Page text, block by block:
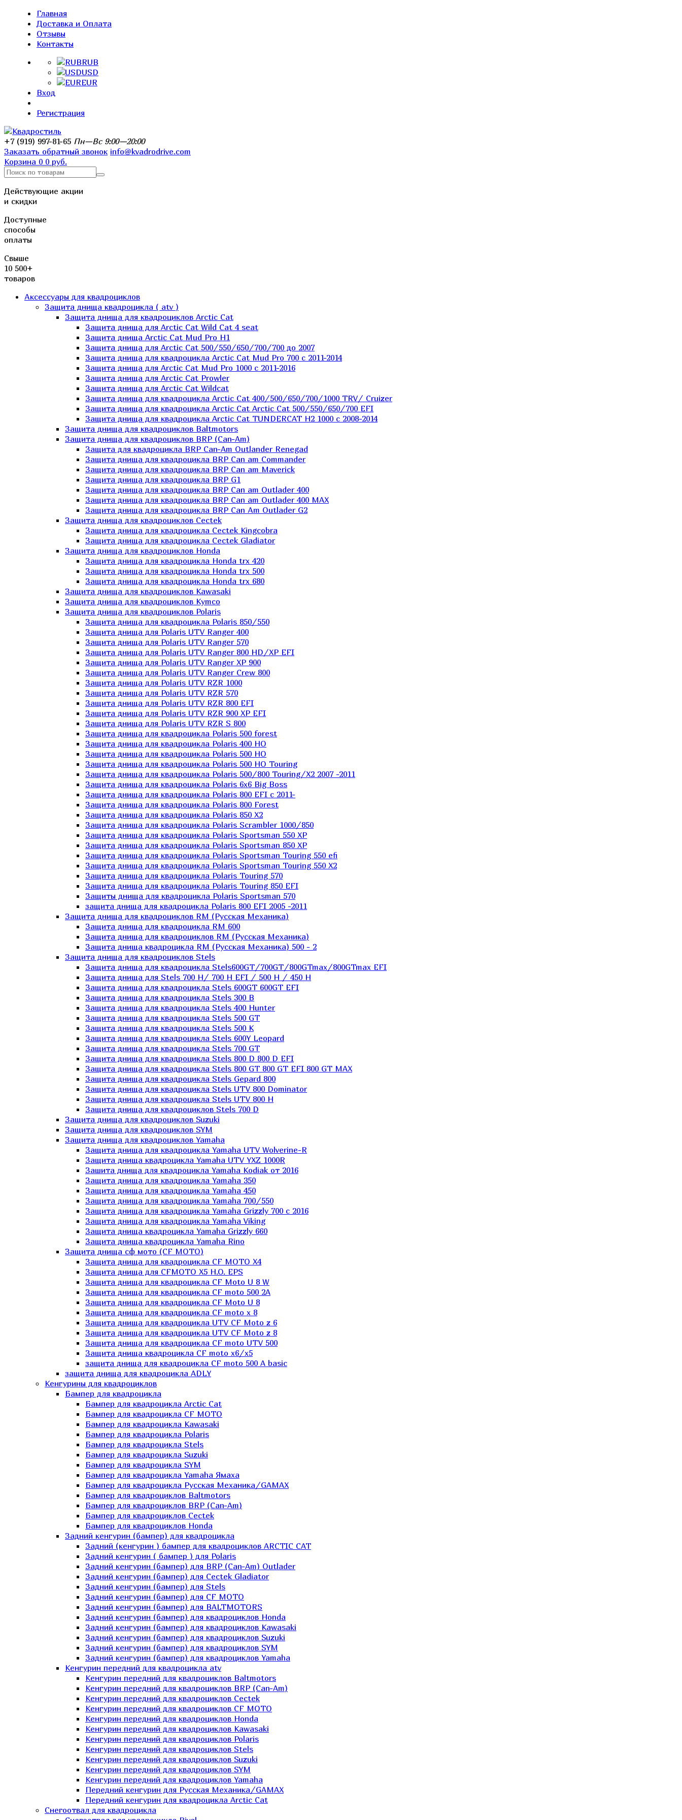
Главная
Доставка и Оплата
Отзывы
Контакты
RUB
USD
EUR
Вход
Регистрация
+7 (919) 997-81-65 Пн—Вс 9:00—20:00
Заказать обратный звонок info@kvadrodrive.com
Корзина 0 0 руб.
Действующие акции
и скидки
Доступные
способы
оплаты
Свыше
10 500+
товаров
Аксессуары для квадроциклов
Защита днища квадроцикла ( atv )
Защита днища для квадроциклов Arctic Cat
Защита днища для Arctic Cat Wild Cat 4 seat
Защита днища Arctic Cat Mud Pro H1
Защита днища для Arctic Cat 500/550/650/700/700 до 2007
Защита днища для квадроцикла Arctic Cat Mud Pro 700 с 2011-2014
Защита днища для Arctic Cat Mud Pro 1000 c 2011-2016
Защита днища для Arctic Cat Prowler
Защита днища для Arctic Cat Wildcat
Защита днища для квадроцикла Arctic Cat 400/500/650/700/1000 TRV/ Cruizer
Защита днища для квадроцикла Arctic Cat Arctic Cat 500/550/650/700 EFI
Защита днища для квадроцикла Arctic Cat TUNDERCAT H2 1000 c 2008-2014
Защита днища для квадроциклов Baltmotors
Защита днища для квадроциклов BRP (Can-Am)
Защита для квадроцикла BRP Can-Am Outlander Renegad
Защита днища для квадроцикла BRP Can am Commander
Защита днища для квадроцикла BRP Can am Maverick
Защита днища для квадроцикла BRP G1
Защита днища для квадроцикла BRP Can am Outlader 400
Защита днища для квадроцикла BRP Can am Outlader 400 MAX
Защита днища для квадроцикла BRP Can Аm Outlader G2
Защита днища для квадроциклов Cectek
Защита днища для квадроцикла Cectek Kingcobra
Защита днища для квадроцикла Cectek Gladiator
Защита днища для квадроциклов Honda
Защита днища для квадроцикла Honda trx 420
Защита днища для квадроцикла Honda trx 500
Защита днища для квадроцикла Honda trx 680
Защита днища для квадроциклов Kawasaki
Защита днища для квадроциклов Kymco
Защита днища для квадроциклов Polaris
Защита днища для квадроцикла Polaris 850/550
Защита днища для Polaris UTV Ranger 400
Защита днища для Polaris UTV Ranger 570
Защита днища для Polaris UTV Ranger 800 HD/XP EFI
Защита днища для Polaris UTV Ranger XP 900
Защита днища для Polaris UTV Ranger Сrew 800
Защита днища для Polaris UTV RZR 1000
Защита днища для Polaris UTV RZR 570
Защита днища для Polaris UTV RZR 800 EFI
Защита днища для Polaris UTV RZR 900 XP EFI
Защита днища для Polaris UTV RZR S 800
Защита днища для квадроцикла Polaris 500 forest
Защита днища для квадроцикла Polaris 400 HO
Защита днища для квадроцикла Polaris 500 HO
Защита днища для квадроцикла Polaris 500 HO Touring
Защита днища для квадроцикла Polaris 500/800 Touring/X2 2007 -2011
Защита днища для квадроцикла Polaris 6х6 Big Boss
Защита днища для квадроцикла Polaris 800 EFI с 2011-
Защита днища для квадроцикла Polaris 800 Forest
Защита днища для квадроцикла Polaris 850 X2
Защита днища для квадроцикла Polaris Scrambler 1000/850
Защита днища для квадроцикла Polaris Sportsman 550 XP
Защита днища для квадроцикла Polaris Sportsman 850 XP
Защита днища для квадроцикла Polaris Sportsman Touring 550 efi
Защита днища для квадроцикла Polaris Sportsman Touring 550 X2
Защита днища для квадроцикла Polaris Touring 570
Защита днища для квадроцикла Polaris Touring 850 EFI
Защиты днища для квадроцикла Polaris Sportsman 570
защита днища для квадроцикла Polaris 800 EFI 2005 -2011
Защита днища для квадроциклов RM (Русская Механика)
Защита днища для квадроцикла RM 600
Защита днища для квадроциклов RM (Русская Механика)
Защита днища квадроцикла RM (Русская Механика) 500 - 2
Защита днища для квадроциклов Stels
Защита днища для квадроцикла Stels600GT/700GT/800GTmax/800GTmax EFI
Защита днища для Stels 700 H/ 700 H EFI / 500 H / 450 H
Защита днища для квадроцикла Stels 600GT 600GT EFI
Защита днища для квадроцикла Stels 300 B
Защита днища для квадроцикла Stels 400 Hunter
Защита днища для квадроцикла Stels 500 GT
Защита днища для квадроцикла Stels 500 K
Защита днища для квадроцикла Stels 600Y Leopard
Защита днища для квадроцикла Stels 700 GT
Защита днища для квадроцикла Stels 800 D 800 D EFI
Защита днища для квадроцикла Stels 800 GT 800 GT EFI 800 GT MAX
Защита днища для квадроцикла Stels Gepard 800
Защита днища для квадроцикла Stels UTV 800 Dominator
Защита днища для квадроцикла Stels UTV 800 H
Защита днища для квадроциклов Stels 700 D
Защита днища для квадроциклов Suzuki
Защита днища для квадроциклов SYM
Защита днища для квадроциклов Yamaha
Защита днища для квадроцикла Yamaha UTV Wolverine-R
Защита днища квадроцикла Yamaha UTV YXZ 1000R
Зашита днища для квадроцикла Yamaha Kodiak от 2016
Защита днища для квадроцикла Yamaha 350
Защита днища для квадроцикла Yamaha 450
Защита днища для квадроцикла Yamaha 700/550
Защита днища для квадроцикла Yamaha Grizzly 700 с 2016
Защита днища для квадроцикла Yamaha Viking
Защита днища квадроцикла Yamaha Grizzly 660
Защита днища квадроцикла Yamaha Rino
Защита днища сф мото (CF MOTO)
Защита днища для квадроцикла CF MOTO X4
Защита днища для CFMOTO X5 H.O. EPS
Защита днища для квадроцикла CF Moto U 8 W
Защита днища для квадроцикла CF moto 500 2A
Защита днища для квадроцикла CF Moto U 8
Защита днища для квадроцикла CF moto x 8
Защита днища для квадроцикла UTV CF Moto z 6
Защита днища для квадроцикла UTV CF Moto z 8
Защита днища для квадроцикла СF moto UTV 500
Защита днища квадроцикла СF moto x6/x5
защита днища для квадроцикла CF moto 500 A basic
защита днища для квадроцикла ADLY
Кенгурины для квадроциклов
Бампер для квадроцикла
Бампер для квадроцикла Arctic Cat
Бампер для квадроцикла CF MOTO
Бампер для квадроцикла Kawasaki
Бампер для квадроцикла Polaris
Бампер для квадроцикла Stels
Бампер для квадроцикла Suzuki
Бампер для квадроцикла SYM
Бампер для квадроцикла Yamaha Ямаха
Бампер для квадроцикла Русская Механика/GAMAX
Бампер для квадроциклов Baltmotors
Бампер для квадроциклов BRP (Can-Am)
Бампер для квадроциклов Cectek
Бампер для квадроциклов Honda
Задний кенгурин (бампер) для квадроцикла
Задний (кенгурин ) бампер для квадроциклов ARCTIC CAT
Задний кенгурин ( бампер ) для Polaris
Задний кенгурин (бампер) для BRP (Can-Am) Outlader
Задний кенгурин (бампер) для Cectek Gladiator
Задний кенгурин (бампер) для Stels
Задний кенгурин (бампер) для СF MOTO
Задний кенгурин (бампер) для BALTMOTORS
Задний кенгурин (бампер) для квадроциклов Honda
Задний кенгурин (бампер) для квадроциклов Kawasaki
Задний кенгурин (бампер) для квадроциклов Suzuki
Задний кенгурин (бампер) для квадроциклов SYM
Задний кенгурин (бампер) для квадроциклов Yamaha
Кенгурин передний для квадроцикла atv
Кенгурин передний для квадроциклов Baltmotors
Кенгурин передний для квадроциклов BRP (Can-Am)
Кенгурин передний для квадроциклов Cectek
Кенгурин передний для квадроциклов CF MOTO
Кенгурин передний для квадроциклов Honda
Кенгурин передний для квадроциклов Kawasaki
Кенгурин передний для квадроциклов Polaris
Кенгурин передний для квадроциклов Stels
Кенгурин передний для квадроциклов Suzuki
Кенгурин передний для квадроциклов SYM
Кенгурин передний для квадроциклов Yamaha
Передний кенгурин для Русская Механика/GAMAX
Передний кенгурин для квадроцикла Arctic Cat
Снегоотвал для квадроцикла